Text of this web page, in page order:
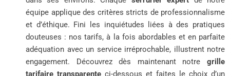
équipe applique des critères stricts de professionnalisme
et d’éthique. Fini les inquiétudes liées à des pratiques
douteuses : nos tarifs, à la fois abordables et en parfaite
adéquation avec un service irréprochable, illustrent notre
engagement. Découvrez dès maintenant notre grille
tarifaire transparente ci-dessous et faites le choix d’un